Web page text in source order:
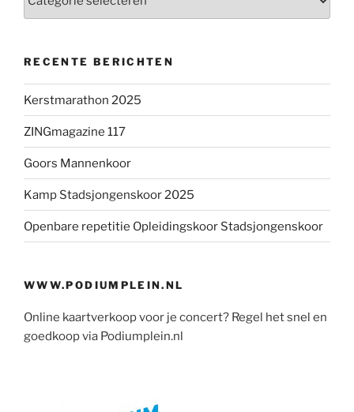
RECENTE BERICHTEN
Kerstmarathon 2025
ZINGmagazine 117
Goors Mannenkoor
Kamp Stadsjongenskoor 2025
Openbare repetitie Opleidingskoor Stadsjongenskoor
WWW.PODIUMPLEIN.NL
Online kaartverkoop voor je concert? Regel het snel en
goedkoop via Podiumplein.nl